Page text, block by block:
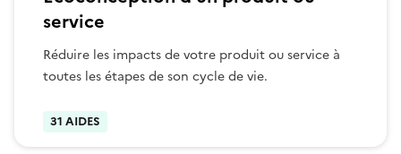
service
Réduire les impacts de votre produit ou service à
toutes les étapes de son cycle de vie.
31 AIDES